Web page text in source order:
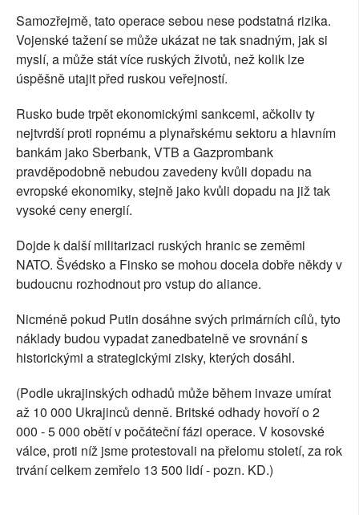
Samozřejmě, tato operace sebou nese podstatná rizika.
Vojenské tažení se může ukázat ne tak snadným, jak si
myslí, a může stát více ruských životů, než kolik lze
úspěšně utajit před ruskou veřejností.
Rusko bude trpět ekonomickými sankcemi, ačkoliv ty
nejtvrdší proti ropnému a plynařskému sektoru a hlavním
bankám jako Sberbank, VTB a Gazprombank
pravděpodobně nebudou zavedeny kvůli dopadu na
evropské ekonomiky, stejně jako kvůli dopadu na již tak
vysoké ceny energií.
Dojde k další militarizaci ruských hranic se zeměmi
NATO. Švédsko a Finsko se mohou docela dobře někdy v
budoucnu rozhodnout pro vstup do aliance.
Nicméně pokud Putin dosáhne svých primárních cílů, tyto
náklady budou vypadat zanedbatelně ve srovnání s
historickými a strategickými zisky, kterých dosáhl.
(Podle ukrajinských odhadů může během invaze umírat
až 10 000 Ukrajinců denně. Britské odhady hovoří o 2
000 - 5 000 obětí v počáteční fázi operace. V kosovské
válce, proti níž jsme protestovali na přelomu století, za rok
trvání celkem zemřelo 13 500 lidí - pozn. KD.)